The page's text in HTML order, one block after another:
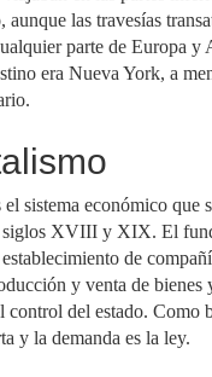
aunque las travesías
parte de Europa y
era Nueva York, a
sistema económico que
siglos XVIII y XIX. El
de
y venta de bienes
control del estado. Como
y la demanda es la ley.